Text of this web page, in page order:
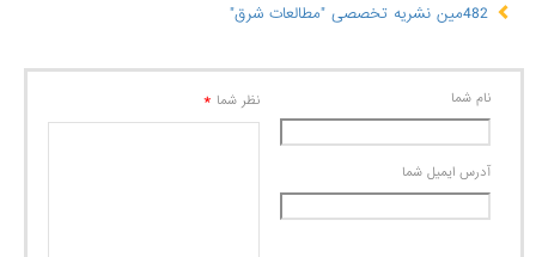
482مین نشریه تخصصی "مطالعات شرق"
نام شما
آدرس ايميل شما
نظر شما *